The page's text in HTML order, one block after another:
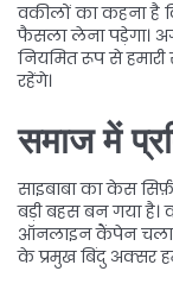
वकीलों का कहना है
फैसला लेना पड़ेगा।
नियमित रूप से
रहेंगे।
समाज में
साइबाबा का केस
बड़ी बहस बन गया
ऑनलाइन कैंपेन चलाए
के प्रमुख बिंदु अक्सर